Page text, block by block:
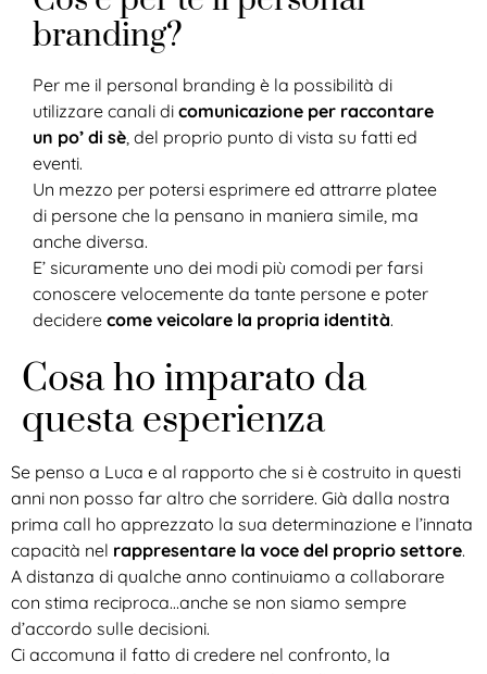
branding?
Per me il personal branding è la possibilità di
utilizzare canali di comunicazione per raccontare
un po’ di sè, del proprio punto di vista su fatti ed
eventi.
Un mezzo per potersi esprimere ed attrarre platee
di persone che la pensano in maniera simile, ma
anche diversa.
E’ sicuramente uno dei modi più comodi per farsi
conoscere velocemente da tante persone e poter
decidere come veicolare la propria identità.
Cosa ho imparato da
questa esperienza
Se penso a Luca e al rapporto che si è costruito in questi
anni non posso far altro che sorridere. Già dalla nostra
prima call ho apprezzato la sua determinazione e l’innata
capacità nel rappresentare la voce del proprio settore.
A distanza di qualche anno continuiamo a collaborare
con stima reciproca…anche se non siamo sempre
d’accordo sulle decisioni.
Ci accomuna il fatto di credere nel confronto, la